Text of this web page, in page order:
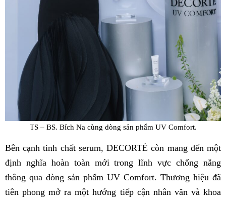
TS – BS. Bích Na cùng dòng sản phẩm UV Comfort.
Bên cạnh tinh chất serum, DECORTÉ còn mang đến một
định nghĩa hoàn toàn mới trong lĩnh vực chống nắng
thông qua dòng sản phẩm UV Comfort. Thương hiệu đã
tiên phong mở ra một hướng tiếp cận nhân văn và khoa